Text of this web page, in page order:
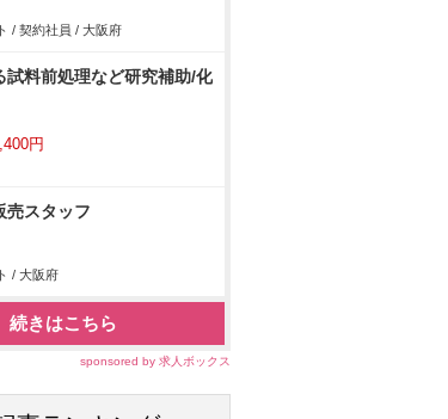
/ 契約社員 / 大阪府
試料前処理など研究補助/化
円
売スタッフ
/ 大阪府
続きはこちら
sponsored by 求人ボックス